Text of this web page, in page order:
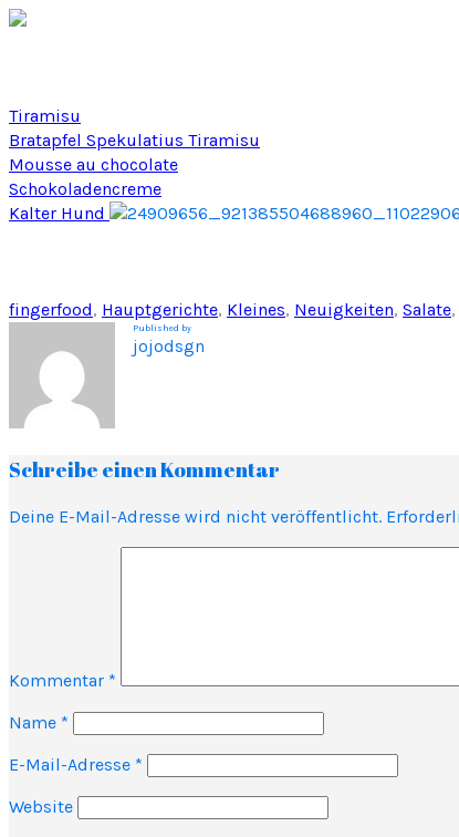
Tiramisu
Bratapfel Spekulatius Tiramisu
Mousse au chocolate
Schokoladencreme
Kalter Hund
fingerfood, Hauptgerichte, Kleines, Neuigkeiten, Salate,
Published by
jojodsgn
Schreibe einen Kommentar
Deine E-Mail-Adresse wird nicht veröffentlicht.
Kommentar *
Name *
E-Mail-Adresse *
Website